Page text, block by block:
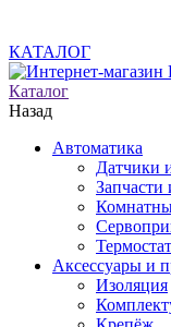
КАТАЛОГ
Каталог
Назад
Автоматика
Датчики
Запчасти
Аксессуары и
Изоляция